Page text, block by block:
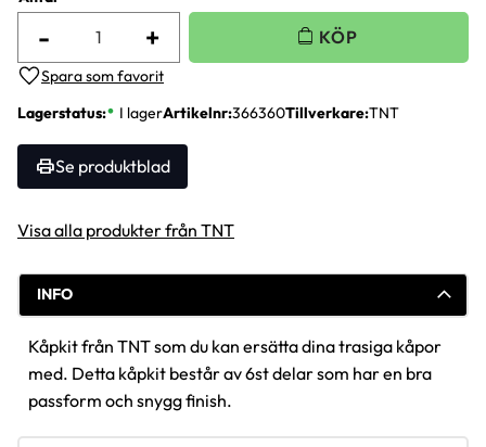
+
-
Lägg till i favoriter
Lagerstatus I lagerArtikelnr 366360Tillverkare TNT
Se produktblad
Visa alla produkter från TNT
INFO
Kåpkit från TNT som du kan ersätta dina trasiga kåpor
med. Detta kåpkit består av 6st delar som har en bra
passform och snygg finish.